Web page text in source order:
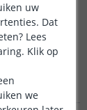
uw
Dat
Lees
Klik op
we